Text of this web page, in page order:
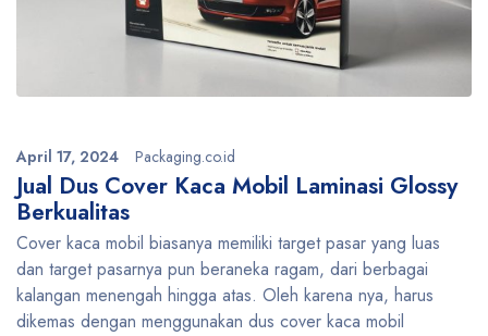
April 17, 2024 Packaging.co.id
Jual Dus Cover Kaca Mobil Laminasi Glossy
Berkualitas
Cover kaca mobil biasanya memiliki target pasar yang luas
dan target pasarnya pun beraneka ragam, dari berbagai
kalangan menengah hingga atas. Oleh karena nya, harus
dikemas dengan menggunakan dus cover kaca mobil